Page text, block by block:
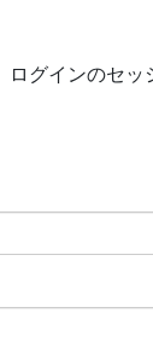
グインのセ